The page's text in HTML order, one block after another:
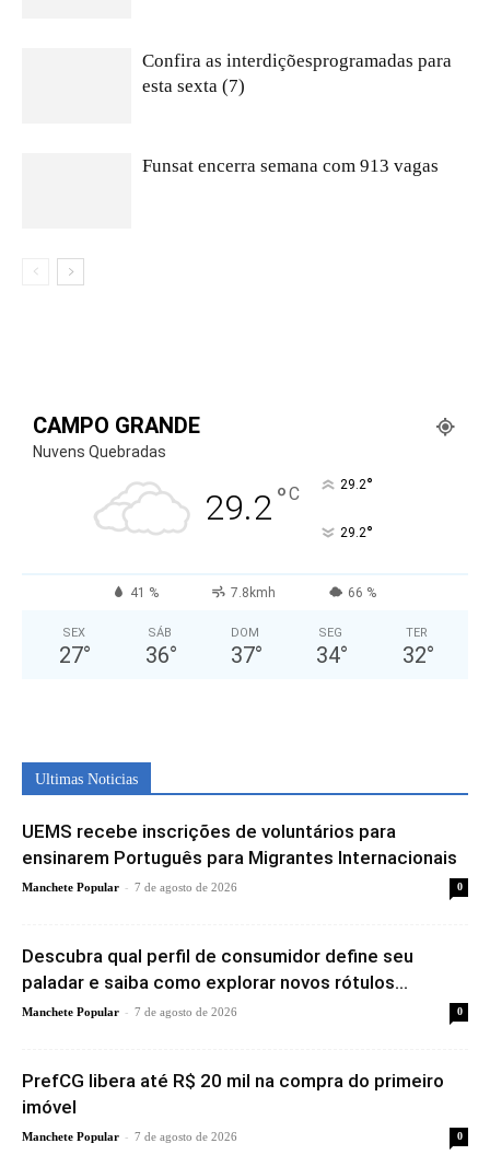
Confira as interdiçõesprogramadas para
esta sexta (7)
Funsat encerra semana com 913 vagas
CAMPO GRANDE
Nuvens Quebradas
29.2°C 29.2°
29.2°
41 % 7.8kmh 66 %
SEX
27°
SÁB
36°
DOM
37°
SEG
34°
TER
32°
Ultimas Noticias
UEMS recebe inscrições de voluntários para
ensinarem Português para Migrantes Internacionais
Manchete Popular - 7 de agosto de 2026 0
Descubra qual perfil de consumidor define seu
paladar e saiba como explorar novos rótulos...
Manchete Popular - 7 de agosto de 2026 0
PrefCG libera até R$ 20 mil na compra do primeiro
imóvel
Manchete Popular - 7 de agosto de 2026 0